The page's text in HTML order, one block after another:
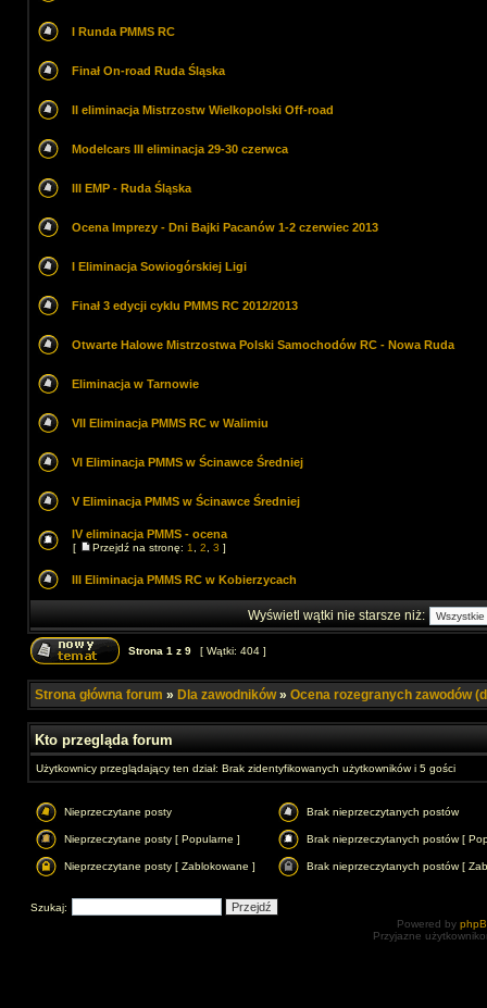
I Runda PMMS RC
Finał On-road Ruda Śląska
II eliminacja Mistrzostw Wielkopolski Off-road
Modelcars III eliminacja 29-30 czerwca
III EMP - Ruda Śląska
Ocena Imprezy - Dni Bajki Pacanów 1-2 czerwiec 2013
I Eliminacja Sowiogórskiej Ligi
Finał 3 edycji cyklu PMMS RC 2012/2013
Otwarte Halowe Mistrzostwa Polski Samochodów RC - Nowa Ruda
Eliminacja w Tarnowie
VII Eliminacja PMMS RC w Walimiu
VI Eliminacja PMMS w Ścinawce Średniej
V Eliminacja PMMS w Ścinawce Średniej
IV eliminacja PMMS - ocena
[ Przejdź na stronę: 1 2 3 ]
III Eliminacja PMMS RC w Kobierzycach
Wyświetl wątki nie starsze niż:
Strona 1 z 9 [ Wątki: 404 ]
Strona główna forum » Dla zawodników» Ocena rozegranych zawodów
Kto przegląda forum
Użytkownicy przeglądający ten dział: Brak zidentyfikowanych użytkowników i 5 gości
Nieprzeczytane posty Brak nieprzeczytanych postów
Nieprzeczytane posty [ Popularne ] Brak nieprzeczytanych postów [
Nieprzeczytane posty [ Zablokowane ] Brak nieprzeczytanych postów [
Szukaj:
Powered by
Przyjazne